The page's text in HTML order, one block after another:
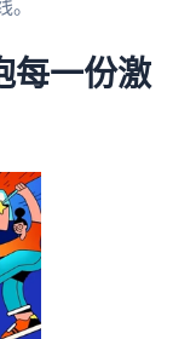
每一份激